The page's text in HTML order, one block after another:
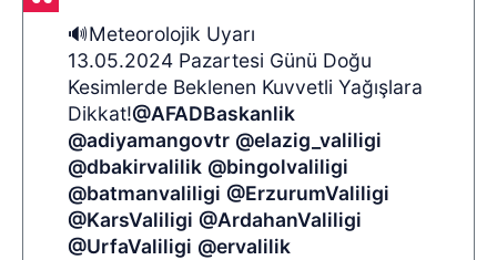
🔊Meteorolojik Uyarı
13.05.2024 Pazartesi Günü Doğu
Kesimlerde Beklenen Kuvvetli Yağışlara
Dikkat!@AFADBaskanlik
@adiyamangovtr @elazig_valiligi
@dbakirvalilik @bingolvaliligi
@batmanvaliligi @ErzurumValiligi
@KarsValiligi @ArdahanValiligi
@UrfaValiligi @ervalilik